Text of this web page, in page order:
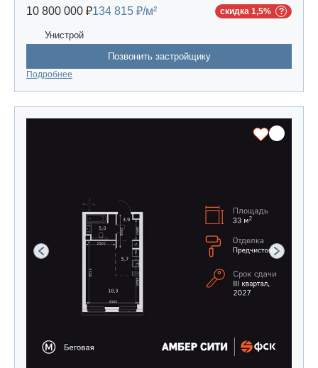
10 800 000 ₽134 815 ₽/м² скидка 1,5%
Унистрой
Позвонить застройщику
Подробнее